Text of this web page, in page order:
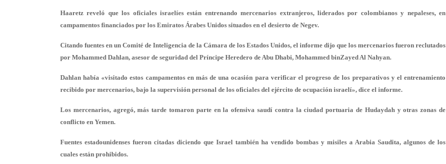
Haaretz reveló que los oficiales israelíes están entrenando mercenarios extranjeros, liderados por colombianos y nepaleses, en
campamentos financiados por los Emiratos Árabes Unidos situados en el desierto de Negev.
Citando fuentes en un Comité de Inteligencia de la Cámara de los Estados Unidos, el informe dijo que los mercenarios fueron reclutados
por Mohammed Dahlan, asesor de seguridad del Príncipe Heredero de Abu Dhabi, Mohammed binZayed Al Nahyan.
Dahlan había «visitado estos campamentos en más de una ocasión para verificar el progreso de los preparativos y el entrenamiento
recibido por mercenarios, bajo la supervisión personal de los oficiales del ejército de ocupación israelí», dice el informe.
Los mercenarios, agregó, más tarde tomaron parte en la ofensiva saudí contra la ciudad portuaria de Hudaydah y otras zonas de
conflicto en Yemen.
Fuentes estadounidenses fueron citadas diciendo que Israel también ha vendido bombas y misiles a Arabia Saudita, algunos de los
cuales están prohibidos.